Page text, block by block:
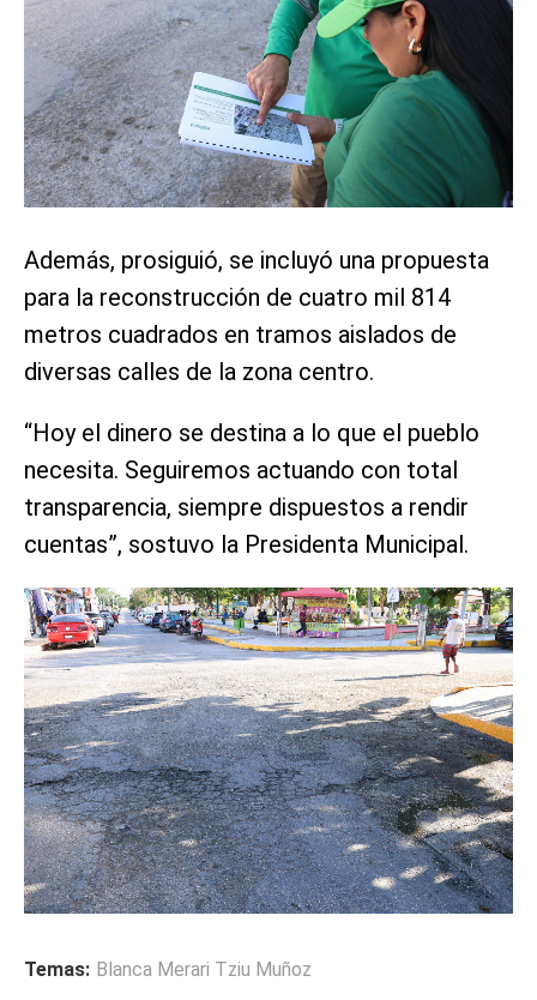
Además, prosiguió, se incluyó una propuesta
para la reconstrucción de cuatro mil 814
metros cuadrados en tramos aislados de
diversas calles de la zona centro.
“Hoy el dinero se destina a lo que el pueblo
necesita. Seguiremos actuando con total
transparencia, siempre dispuestos a rendir
cuentas”, sostuvo la Presidenta Municipal.
Temas: Blanca Merari Tziu Muñoz